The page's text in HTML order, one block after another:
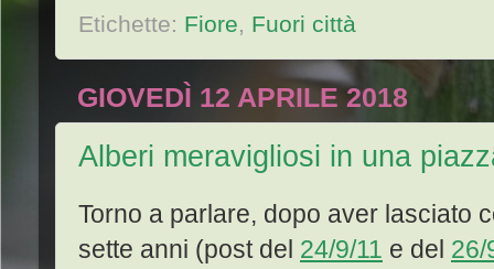
Etichette: Fiore, Fuori città
GIOVEDÌ 12 APRILE 2018
Alberi meravigliosi in una
Torno a parlare, dopo aver lasciato
sette anni (post del 24/9/11 e del 26/